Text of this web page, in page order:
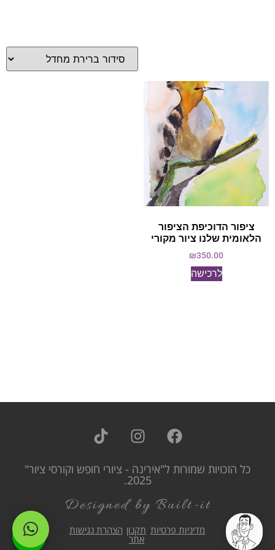
ציפור הדוכיפת הציפור
הלאומית שלנו ציור מקורי
₪350.00
לרכישה
כל הזכויות שמורות ל"אירינה - ציורי חופש וקורסי ציור"
2025.
Designed by Built-it
מדיניות פרטיות תקנון
אתר
הצהרת נגישות